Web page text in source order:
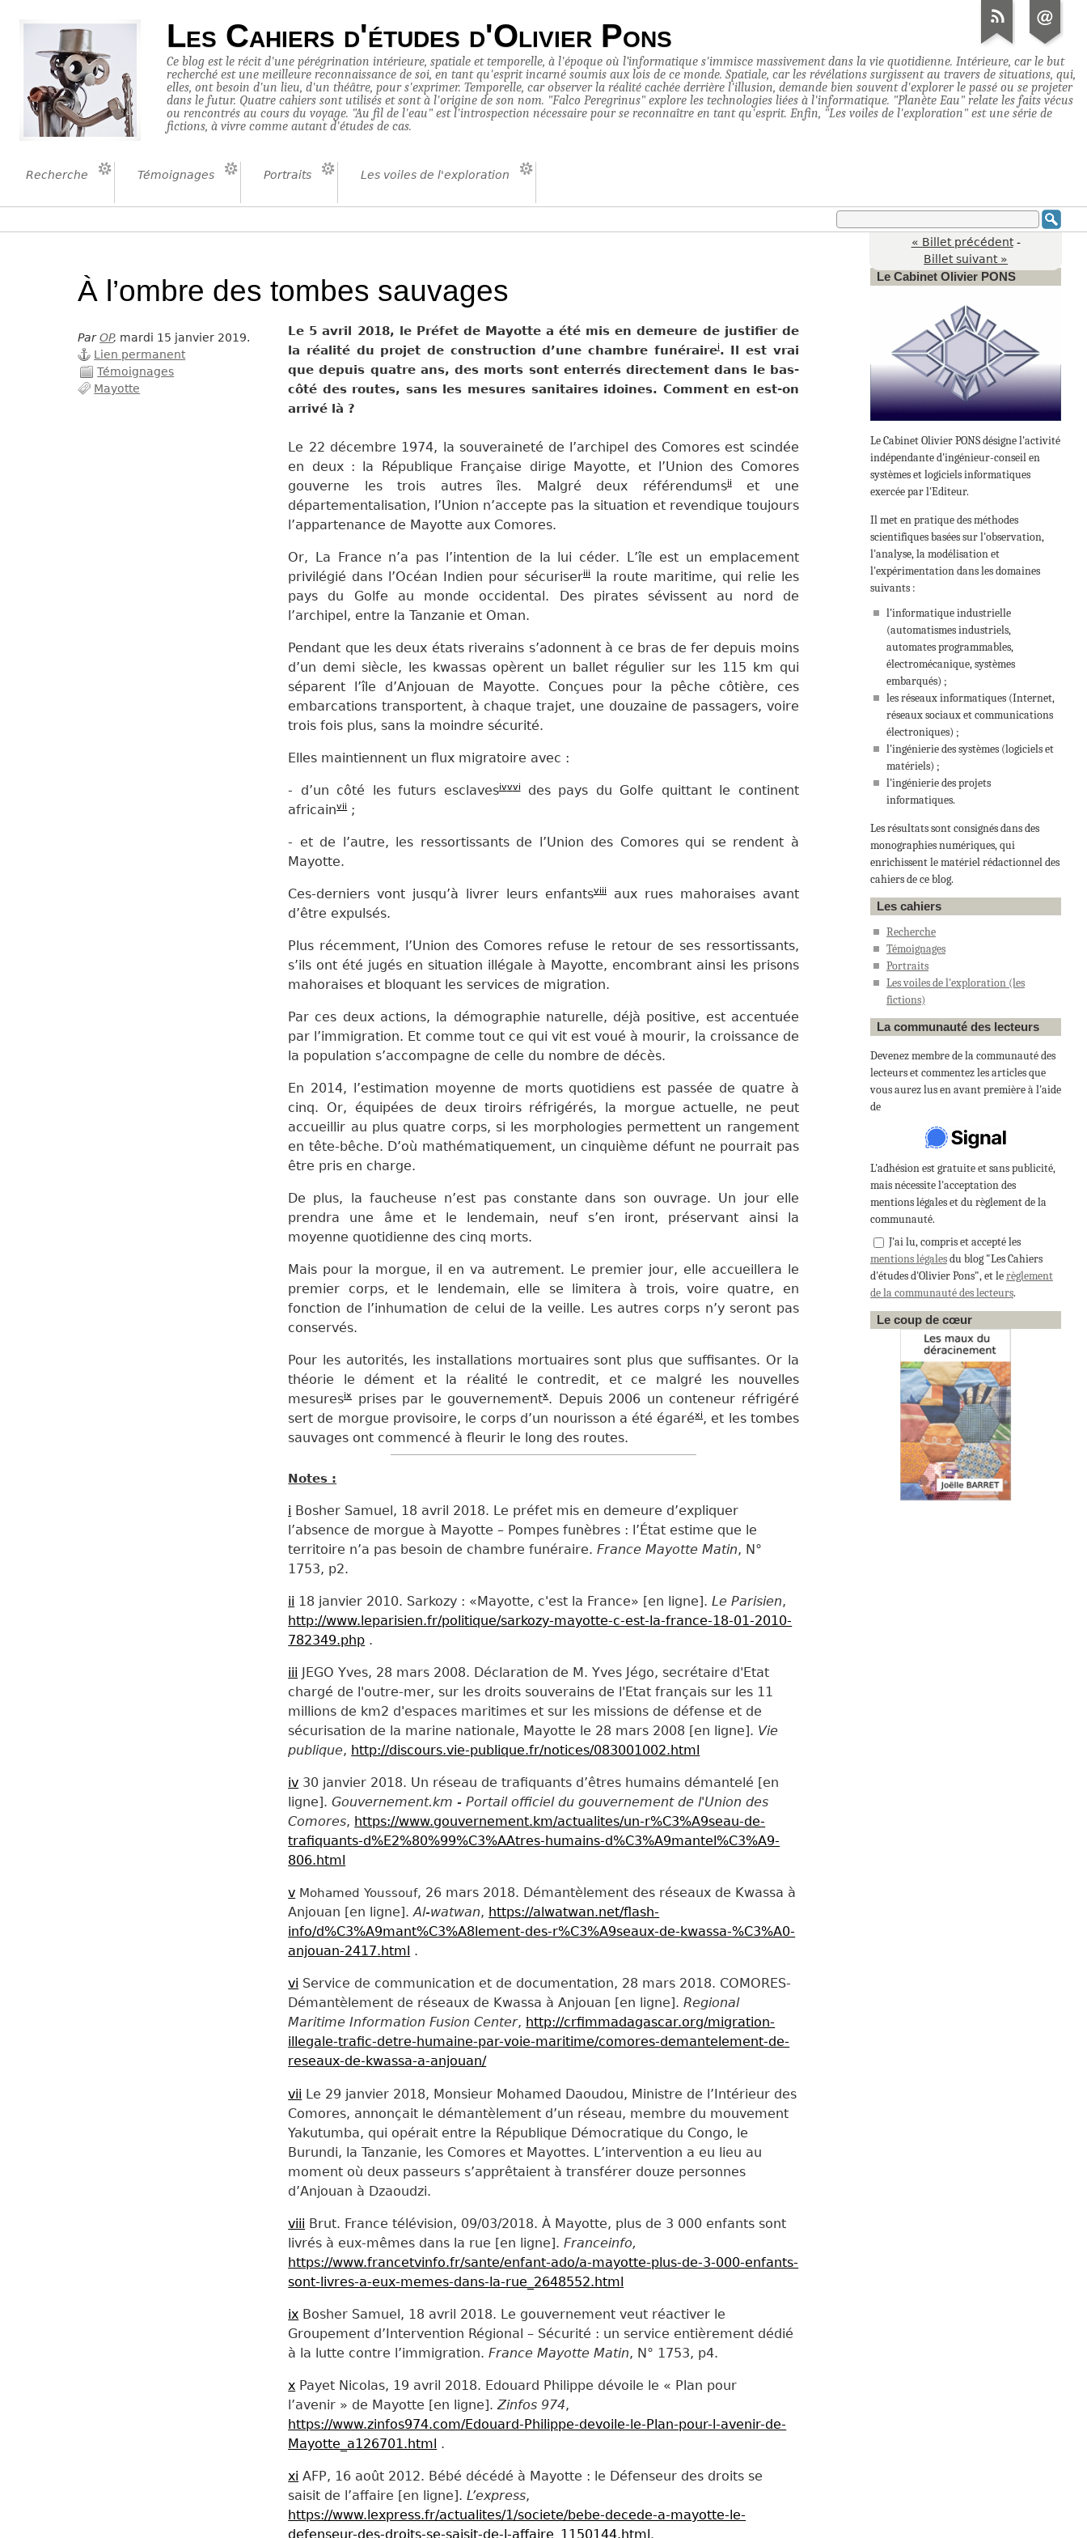
Les Cahiers d'études d'Olivier Pons
Ce blog est le récit d'une pérégrination intérieure, spatiale et temporelle, à l'époque où l’informatique s'immisce massivement dans la vie quotidienne. Intérieure, car le but
recherché est une meilleure reconnaissance de soi, en tant qu'esprit incarné soumis aux lois de ce monde. Spatiale, car les révélations surgissent au travers de situations, qui,
elles, ont besoin d'un lieu, d'un théâtre, pour s'exprimer. Temporelle, car observer la réalité cachée derrière l'illusion, demande bien souvent d'explorer le passé ou se projeter
dans le futur. Quatre cahiers sont utilisés et sont à l'origine de son nom. "Falco Peregrinus" explore les technologies liées à l'informatique. "Planète Eau" relate les faits vécus
ou rencontrés au cours du voyage. "Au fil de l'eau" est l'introspection nécessaire pour se reconnaître en tant qu'esprit. Enfin, "Les voiles de l'exploration" est une série de
fictions, à vivre comme autant d'études de cas.
Recherche Témoignages Portraits Les voiles de l'exploration
« Billet précédent -
Billet suivant »
À l’ombre des tombes sauvages
ParOP, mardi 15 janvier 2019.
Lien permanent
Témoignages
Mayotte
Le 5 avril 2018, le Préfet de Mayotte a été mis en demeure de justifier de
la réalité du projet de construction d’une chambre funérairei. Il est vrai
que depuis quatre ans, des morts sont enterrés directement dans le bas-
côté des routes, sans les mesures sanitaires idoines. Comment en est-on
arrivé là ?
Le 22 décembre 1974, la souveraineté de l’archipel des Comores est scindée
en deux : la République Française dirige Mayotte, et l’Union des Comores
gouverne les trois autres îles. Malgré deux référendumsiiet une
départementalisation, l’Union n’accepte pas la situation et revendique toujours
l’appartenance de Mayotte aux Comores.
Or, La France n’a pas l’intention de la lui céder. L’île est un emplacement
privilégié dans l’Océan Indien pour sécuriseriii
la route maritime, qui relie les
pays du Golfe au monde occidental. Des pirates sévissent au nord de
l’archipel, entre la Tanzanie et Oman.
Pendant que les deux états riverains s’adonnent à ce bras de fer depuis moins
d’un demi siècle, les kwassas opèrent un ballet régulier sur les 115 km qui
séparent l’île d’Anjouan de Mayotte. Conçues pour la pêche côtière, ces
embarcations transportent, à chaque trajet, une douzaine de passagers, voire
trois fois plus, sans la moindre sécurité.
Elles maintiennent un flux migratoire avec :
- d’un côté les futurs esclavesivvvides pays du Golfe quittant le continent
africainvii;
- et de l’autre, les ressortissants de l’Union des Comores qui se rendent à
Mayotte.
Ces-derniers vont jusqu’à livrer leurs enfantsviiiaux rues mahoraises avant
d’être expulsés.
Plus récemment, l’Union des Comores refuse le retour de ses ressortissants,
s’ils ont été jugés en situation illégale à Mayotte, encombrant ainsi les prisons
mahoraises et bloquant les services de migration.
Par ces deux actions, la démographie naturelle, déjà positive, est accentuée
par l’immigration. Et comme tout ce qui vit est voué à mourir, la croissance de
la population s’accompagne de celle du nombre de décès.
En 2014, l’estimation moyenne de morts quotidiens est passée de quatre à
cinq. Or, équipées de deux tiroirs réfrigérés, la morgue actuelle, ne peut
accueillir au plus quatre corps, si les morphologies permettent un rangement
en tête-bêche. D’où mathématiquement, un cinquième défunt ne pourrait pas
être pris en charge.
De plus, la faucheuse n’est pas constante dans son ouvrage. Un jour elle
prendra une âme et le lendemain, neuf s’en iront, préservant ainsi la
moyenne quotidienne des cinq morts.
Mais pour la morgue, il en va autrement. Le premier jour, elle accueillera le
premier corps, et le lendemain, elle se limitera à trois, voire quatre, en
fonction de l’inhumation de celui de la veille. Les autres corps n’y seront pas
conservés.
Pour les autorités, les installations mortuaires sont plus que suffisantes. Or la
théorie le dément et la réalité le contredit, et ce malgré les nouvelles
mesuresixprises par le gouvernementx. Depuis 2006 un conteneur réfrigéré
sert de morgue provisoire, le corps d’un nourisson a été égaréxi, et les tombes
sauvages ont commencé àfleurir le long des routes.
Notes :
i Bosher Samuel, 18 avril 2018. Le préfet mis en demeure d’expliquer
l’absence de morgue à Mayotte – Pompes funèbres : l’État estime que le
territoire n’a pas besoin de chambre funéraire.France Mayotte Matin, N°
1753, p2.
ii 18 janvier 2010. Sarkozy : «Mayotte, c'est la France» [en ligne].Le Parisien,
http://www.leparisien.fr/politique/sarkozy-mayotte-c-est-la-france-18-01-2010-
782349.php .
iii JEGO Yves, 28 mars 2008. Déclaration de M. Yves Jégo, secrétaire d'Etat
chargé de l'outre-mer, sur les droits souverains de l'Etat français sur les 11
millions de km2 d'espaces maritimes et sur les missions de défense et de
sécurisation de la marine nationale, Mayotte le 28 mars 2008 [en ligne]. Vie
publique, http://discours.vie-publique.fr/notices/083001002.html
iv 30 janvier 2018. Un réseau de trafiquants d’êtres humains démantelé [en
ligne].Gouvernement.km - Portail officiel du gouvernement de l'Union des
Comores, https://www.gouvernement.km/actualites/un-r%C3%A9seau-de-
trafiquants-d%E2%80%99%C3%AAtres-humains-d%C3%A9mantel%C3%A9-
806.html
v Mohamed Youssouf, 26 mars 2018. Démantèlement des réseaux de Kwassa à
Anjouan [en ligne].Al-watwan, https://alwatwan.net/flash-
info/d%C3%A9mant%C3%A8lement-des-r%C3%A9seaux-de-kwassa-%C3%A0-
anjouan-2417.html .
vi Service de communication et de documentation, 28 mars 2018. COMORES-
Démantèlement de réseaux de Kwassa à Anjouan [en ligne].Regional
Maritime Information Fusion Center, http://crfimmadagascar.org/migration-
illegale-trafic-detre-humaine-par-voie-maritime/comores-demantelement-de-
reseaux-de-kwassa-a-anjouan/
vii Le 29 janvier 2018, Monsieur Mohamed Daoudou, Ministre de l’Intérieur des
Comores, annonçait le démantèlement d’un réseau, membre du mouvement
Yakutumba, qui opérait entre la République Démocratique du Congo, le
Burundi, la Tanzanie, les Comores et Mayottes. L’intervention a eu lieu au
moment où deux passeurs s’apprêtaient à transférer douze personnes
d’Anjouan à Dzaoudzi.
viii Brut. France télévision, 09/03/2018. À Mayotte, plus de 3 000 enfants sont
livrés à eux-mêmes dans la rue [en ligne].Franceinfo,
https://www.francetvinfo.fr/sante/enfant-ado/a-mayotte-plus-de-3-000-enfants-
sont-livres-a-eux-memes-dans-la-rue_2648552.html
ix Bosher Samuel, 18 avril 2018. Le gouvernement veut réactiver le
Groupement d’Intervention Régional – Sécurité : un service entièrement dédié
à la lutte contre l’immigration.France Mayotte Matin, N° 1753, p4.
x Payet Nicolas, 19 avril 2018. Edouard Philippe dévoile le « Plan pour
l’avenir » de Mayotte [en ligne].Zinfos 974,
https://www.zinfos974.com/Edouard-Philippe-devoile-le-Plan-pour-l-avenir-de-
Mayotte_a126701.html .
xi AFP, 16 août 2012. Bébé décédé à Mayotte : le Défenseur des droits se
saisit de l’affaire [en ligne].L’express,
https://www.lexpress.fr/actualites/1/societe/bebe-decede-a-mayotte-le-
defenseur-des-droits-se-saisit-de-l-affaire_1150144.html.
Le Cabinet Olivier PONS
Le Cabinet Olivier PONS désigne l'activité
indépendante d'ingénieur-conseil en
systèmes et logiciels informatiques
exercée par l'Editeur.
Il met en pratique des méthodes
scientifiques basées sur l'observation,
l'analyse, la modélisation et
l'expérimentation dans les domaines
suivants :
l'informatique industrielle
(automatismes industriels,
automates programmables,
électromécanique, systèmes
embarqués) ;
les réseaux informatiques (Internet,
réseaux sociaux et communications
électroniques) ;
l'ingénierie des systèmes (logiciels et
matériels) ;
l'ingénierie des projets
informatiques.
Les résultats sont consignés dans des
monographies numériques, qui
enrichissent le matériel rédactionnel des
cahiers de ce blog.
Les cahiers
Recherche
Témoignages
Portraits
Les voiles de l'exploration (les
fictions)
La communauté des lecteurs
Devenez membre de la communauté des
lecteurs et commentez les articles que
vous aurez lus en avant première à l'aide
de
L'adhésion est gratuite et sans publicité,
mais nécessite l'acceptation des
mentions légales et du règlement de la
communauté.
J'ai lu, compris et accepté les
mentions légalesdu blog "Les Cahiers
d'études d'Olivier Pons", et lerèglement
de la communauté des lecteurs.
Le coup de cœur